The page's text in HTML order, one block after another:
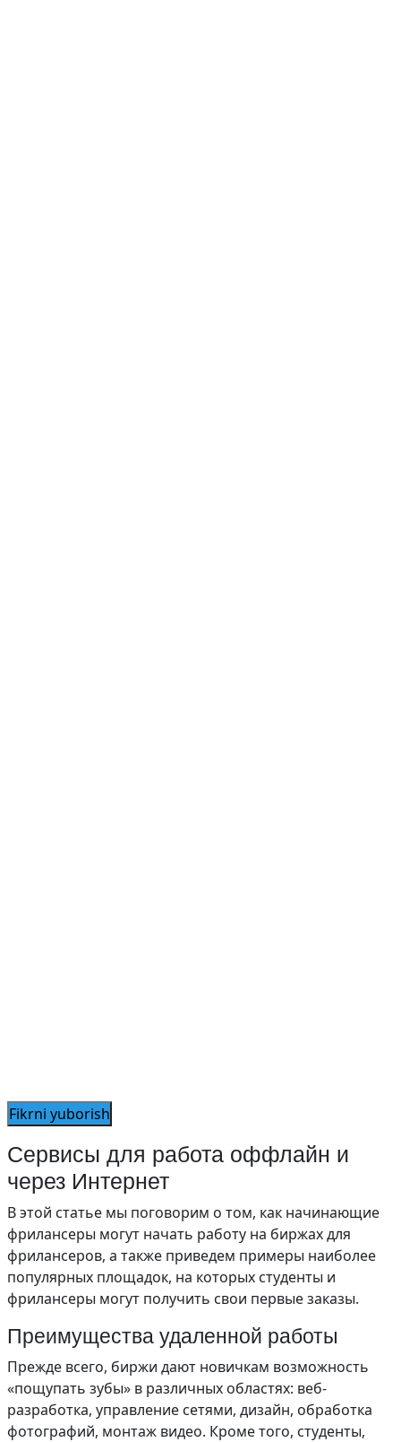
Сервисы для работа оффлайн и
через Интернет
В этой статье мы поговорим о том, как начинающие
фрилансеры могут начать работу на биржах для
фрилансеров, а также приведем примеры наиболее
популярных площадок, на которых студенты и
фрилансеры могут получить свои первые заказы.
Преимущества удаленной работы
Прежде всего, биржи дают новичкам возможность
«пощупать зубы» в различных областях: веб-
разработка, управление сетями, дизайн, обработка
фотографий, монтаж видео. Кроме того, студенты,